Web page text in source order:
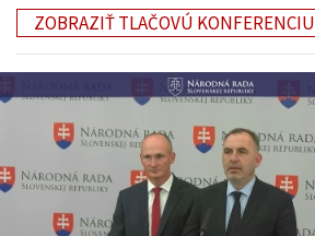
ZOBRAZIŤ TLAČOVÚ KONFERENCIU